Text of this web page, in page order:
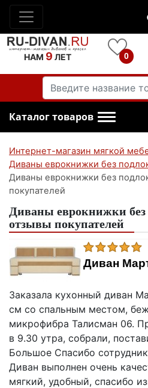
НАМ 9 ЛЕТ 0
Каталог товаров
Интернет-магазин мягкой
Диваны еврокнижки без
Диваны еврокнижки без
покупателей
Диваны еврокнижки без
отзывы покупателей
Диван
Заказала кухонный диван
см со спальным местом,
микрофибра Талисман 06.
в 9.30 утра, собрали,
Большое Спасибо
Диван выполнен очень
мягкий, удобный, спасибо